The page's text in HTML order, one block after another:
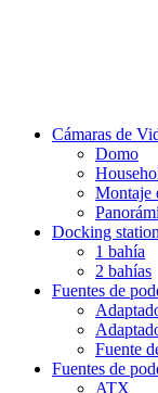
Cámaras de
Domo
Montaje
Docking station
1 bahía
2 bahías
Fuentes de
Fuente
Fuentes de
ATX